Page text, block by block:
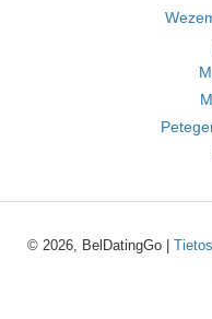
© 2026, BelDatingGo |